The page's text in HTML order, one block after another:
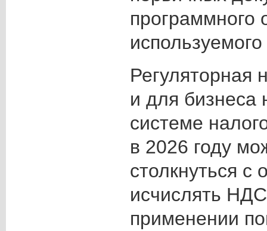
программного
Регуляторная
и для бизнеса
системе
в 2026 году
столкнуться с
исчислять
применении